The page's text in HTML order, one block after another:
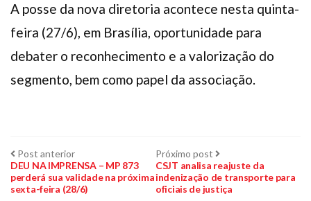
A posse da nova diretoria acontece nesta quinta-
feira (27/6), em Brasília, oportunidade para
debater o reconhecimento e a valorização do
segmento, bem como papel da associação.
Navegação
de
Post anteriorPost
anterior:
DEU NA IMPRENSA – MP 873
perderá sua validade na próxima
sexta-feira (28/6)
Próximo post Próximo
post:
CSJT analisa reajuste da
indenização de transporte para
oficiais de justiça